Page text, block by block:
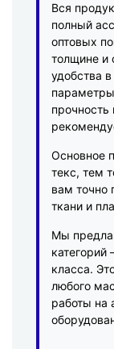
Вся
полный
оптовых
толщине и
удобства
Основное
текс, тем
вам точно
ткани и
Мы
класса.
любого
работы на